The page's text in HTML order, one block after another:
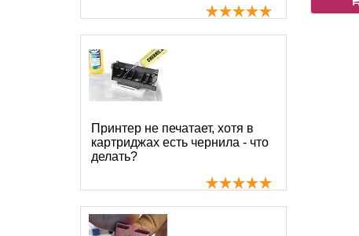
Принтер не печатает, хотя в
картриджах есть чернила - что
делать?